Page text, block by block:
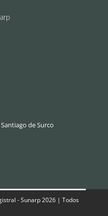
de Surco
- Sunarp 2026 | Todos